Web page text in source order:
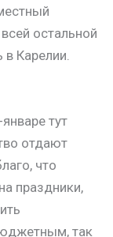
остальной
Карелии.
тут
отдают
что
праздники,
так